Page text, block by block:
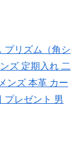
プリズム（角シ
ズ 定期入れ 二
ンズ 本革 カー
プレゼント 男